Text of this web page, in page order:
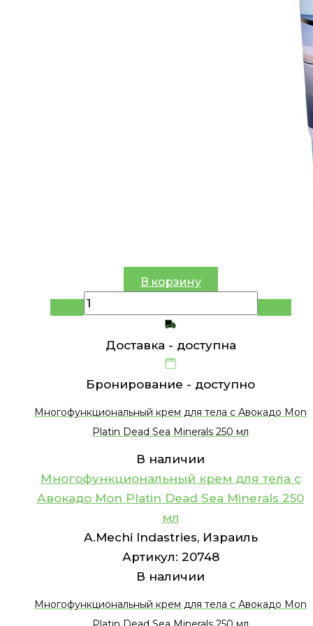
В корзину
Доставка - доступна
Бронирование - доступно
Многофункциональный крем для тела с Авокадо Mon
Platin Dead Sea Minerals 250 мл
В наличии
Многофункциональный крем для тела с
Авокадо Mon Platin Dead Sea Minerals 250
мл
A.Mechi Indastries, Израиль
Артикул: 20748
В наличии
Многофункциональный крем для тела с Авокадо Mon